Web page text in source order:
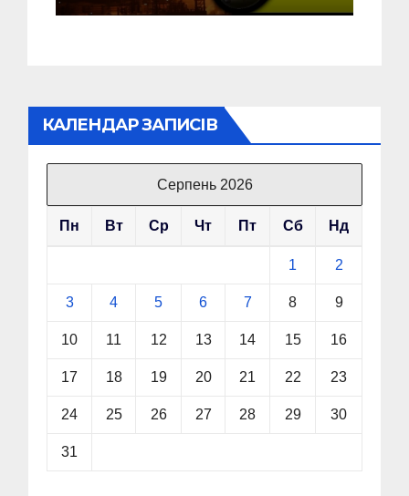
КАЛЕНДАР ЗАПИСІВ
Серпень 2026
Пн Вт Ср Чт Пт Сб Нд
1 2
3 4 5 6 7 8 9
10 11 12 13 14 15 16
17 18 19 20 21 22 23
24 25 26 27 28 29 30
31